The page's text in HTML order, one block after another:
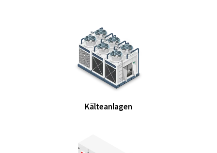
Kälteanlagen